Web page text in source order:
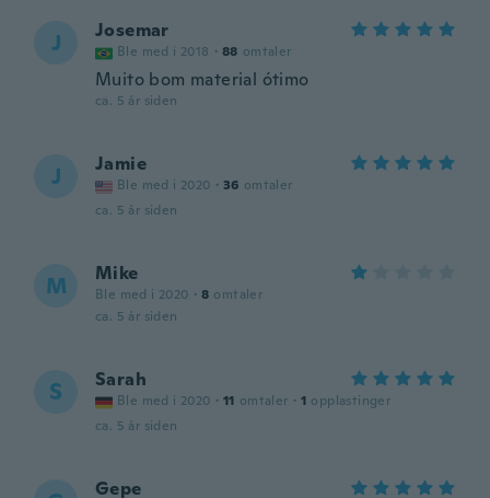
J Josemar
Ble med i 2018 · 88 omtaler
Muito bom material ótimo
ca. 5 år siden
J Jamie
Ble med i 2020 · 36 omtaler
ca. 5 år siden
M Mike
Ble med i 2020 · 8 omtaler
ca. 5 år siden
S Sarah
Ble med i 2020 · 11 omtaler · 1 opplastinger
ca. 5 år siden
Gepe